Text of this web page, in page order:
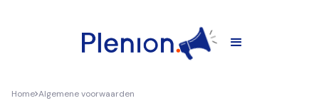
Home Algemene voorwaarden